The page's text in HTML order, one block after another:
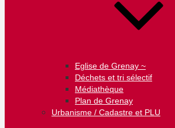
Eglise de Grenay ~
Déchets et tri sélectif
Médiathèque
Plan de Grenay
Urbanisme / Cadastre et PLU